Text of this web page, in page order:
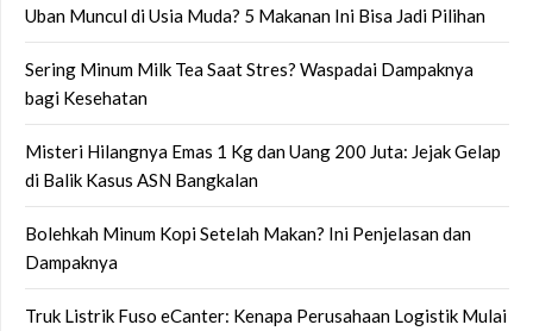
Uban Muncul di Usia Muda? 5 Makanan Ini Bisa Jadi Pilihan
Sering Minum Milk Tea Saat Stres? Waspadai Dampaknya
bagi Kesehatan
Misteri Hilangnya Emas 1 Kg dan Uang 200 Juta: Jejak Gelap
di Balik Kasus ASN Bangkalan
Bolehkah Minum Kopi Setelah Makan? Ini Penjelasan dan
Dampaknya
Truk Listrik Fuso eCanter: Kenapa Perusahaan Logistik Mulai